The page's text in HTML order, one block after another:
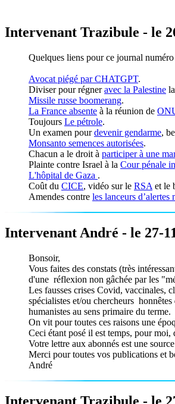
Intervenant Trazibule - le
Quelques liens pour ce journal
Avocat piégé par CHATGPT.
Diviser pour régneravec la Palestine
Missile russe boomerang.
La France absente à la réunion de
Toujours Le pétrole.
Un examen pourdevenir gendarme,
Monsanto semences autorisées.
Chacun a le droit à participer à une
Plainte contre Israel à la Cour pénale
L'hôpital de Gaza .
Coût du CICE, vidéo sur le RSA et le
Amendes contre les lanceurs d’alertes
Intervenant André - le 27-
Bonsoir,
Vous faites des constats (très
d'une réflexion non gâchée par les
Les fausses crises Covid, vaccinales,
spécialistes et/ou chercheurs
humanistes au sens primaire du terme.
On vit pour toutes ces raisons une
Ceci étant posé il est temps, pour moi,
Votre lettre aux abonnés est une
Merci pour toutes vos publications et
André
Intervenant Trazibule - le